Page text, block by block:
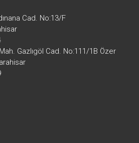
Cad. No:13/F
Gazlıgöl Cad. No:111/1B Özer